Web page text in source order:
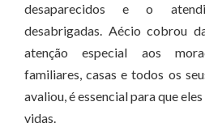
desaparecidos e o
desabrigadas. Aécio cobrou
atenção especial aos
familiares, casas e todos os
avaliou, é essencial para que
vidas.